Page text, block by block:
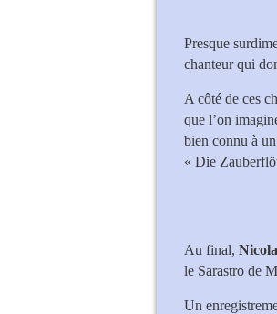
Presque
chanteur qui
A côté de ces
que l’on
bien connu à
« Die
Au final,
le Sarastro de
Un